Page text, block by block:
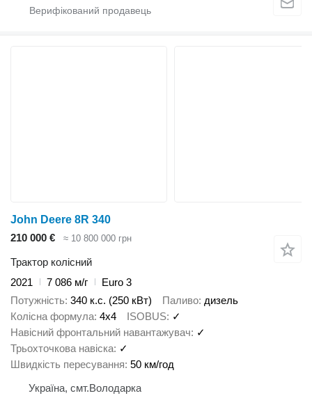
John Deere 8R 340
210 000 €
≈ 10 800 000 грн
Трактор колісний
2021
7 086 м/г
Euro 3
Потужність 340 к.с. (250 кВт) Паливо дизель
Колісна формула 4x4 ISOBUS ✓
Навісний фронтальний навантажувач
✓
Трьохточкова навіска ✓
Швидкість пересування 50 км/год
Україна, смт.Володарка